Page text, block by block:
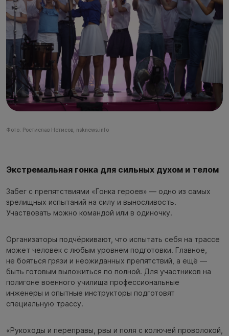
Фото: Ростислав Нетисов, nsknews.info
Экстремальная гонка для сильных духом и телом
Забег с препятствиями «Гонка героев» — одно из самых
зрелищных испытаний на силу и выносливость.
Участвовать можно командой или в одиночку.
Организаторы подчёркивают, что испытать себя на трассе
может человек с любым уровнем подготовки. Главное,
не бояться грязи и неожиданных препятствий, а ещё —
быть готовым выложиться по полной. Для участников на
полигоне военного училища профессиональные
инженеры и опытные инструкторы подготовят
специальную трассу.
«Рукоходы и переправы, рвы и поля с колючей проволокой,